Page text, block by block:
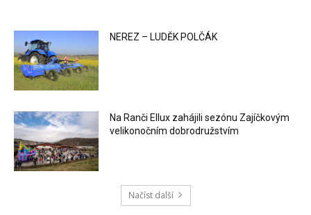
NEREZ – LUDĚK POLČÁK
Na Ranči Ellux zahájili sezónu Zajíčkovým
velikonočním dobrodružstvím
Načíst další